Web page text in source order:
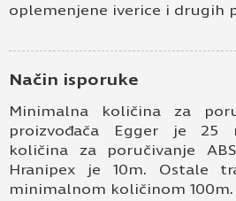
oplemenjene iverice i drugih
Način isporuke
Minimalna količina za
proizvođača Egger je 25
količina za poručivanje
Hranipex je 10m. Ostale
minimalnom količinom 100m.